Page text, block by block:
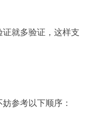
就多验证，这样支
参考以下顺序：